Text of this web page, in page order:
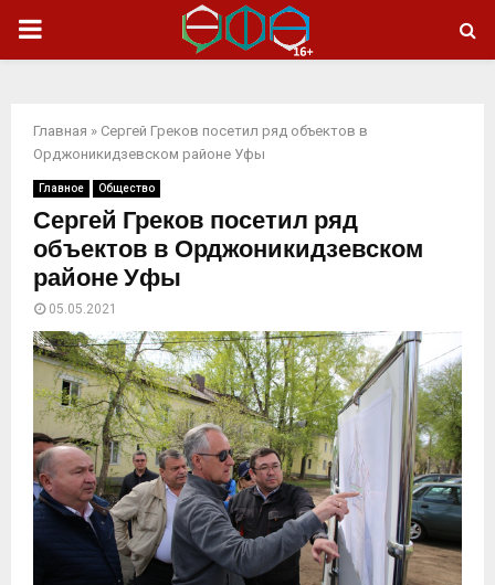
ОСНОВНОЕ
Главная » Сергей Греков посетил ряд объектов в
Орджоникидзевском районе Уфы
Главное Общество
Сергей Греков посетил ряд
объектов в Орджоникидзевском
районе Уфы
05.05.2021